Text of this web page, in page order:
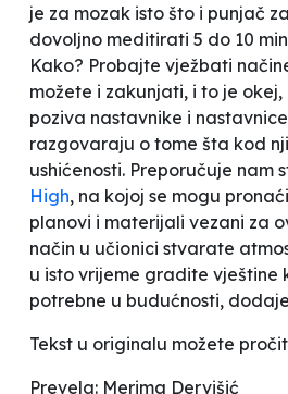
je za mozak isto što i punjač
dovoljno meditirati 5 do 10
Kako? Probajte vježbati
možete i zakunjati, i to je okej,
poziva nastavnike i
razgovaraju o tome šta kod
ushićenosti. Preporučuje nam
High, na kojoj se mogu
planovi i materijali vezani za
način u učionici stvarate
u isto vrijeme gradite vještine
potrebne u budućnosti,
Tekst u originalu možete
Prevela: Merima Dervišić